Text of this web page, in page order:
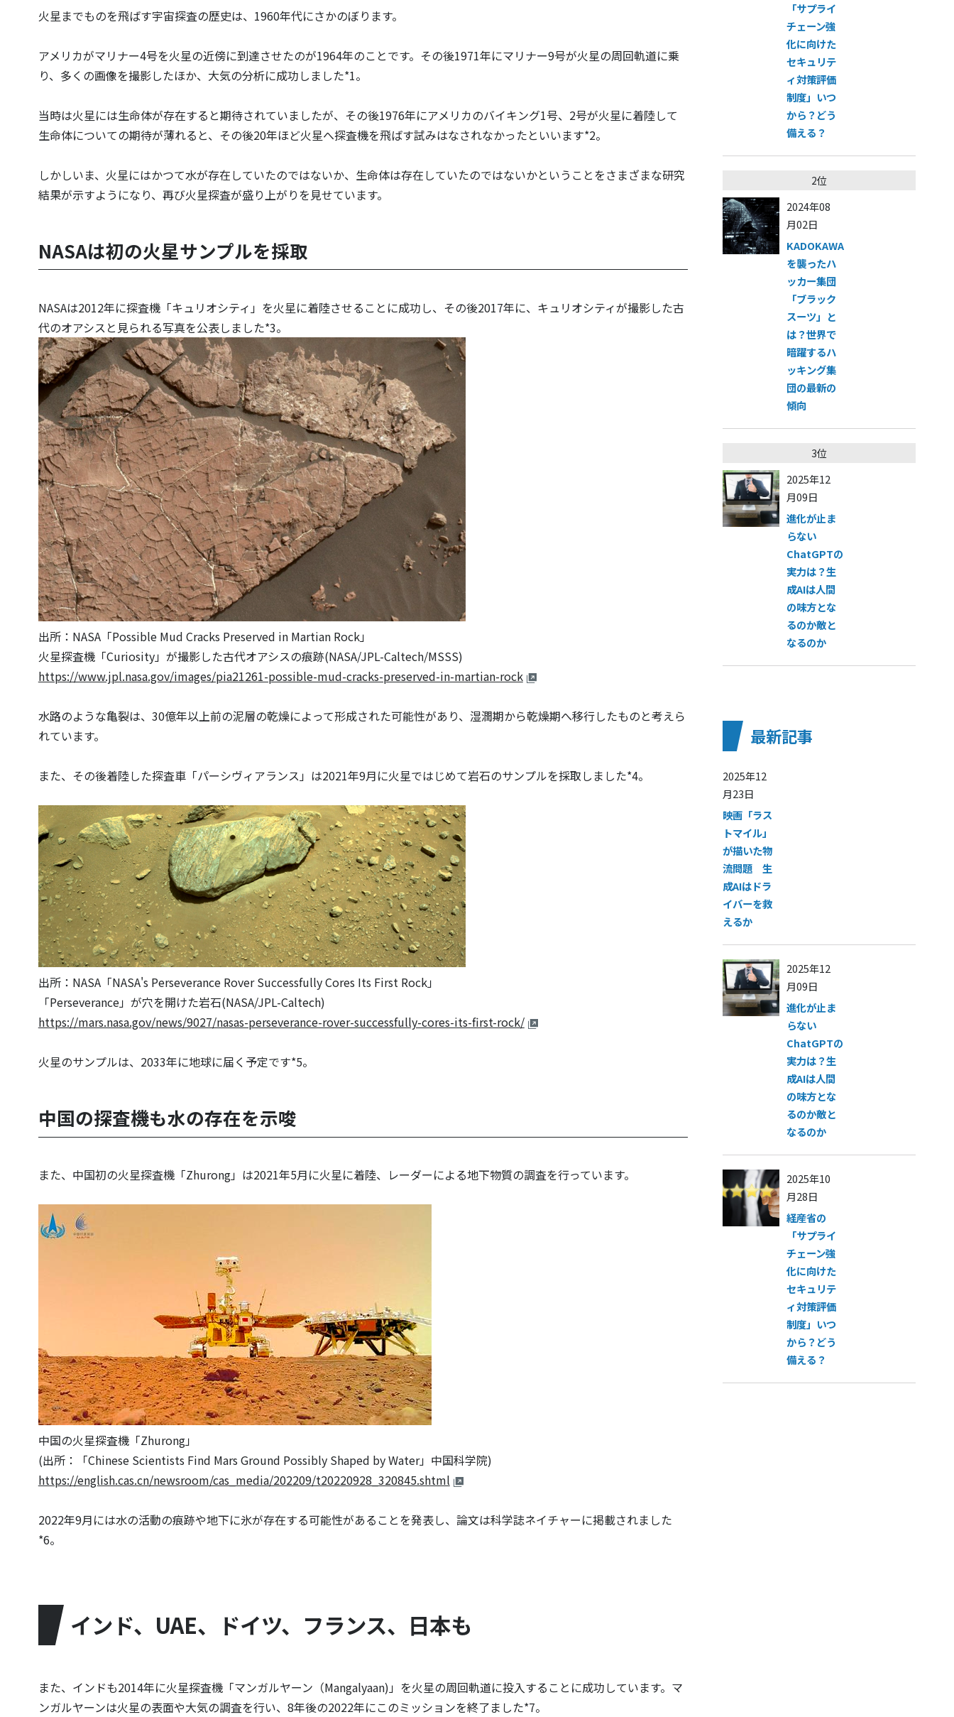
火星までものを飛ばす宇宙探査の歴史は、1960年代にさかのぼります。
アメリカがマリナー4号を火星の近傍に到達させたのが1964年のことです。その後1971年にマリナー9号が火星の周回軌道に乗
り、多くの画像を撮影したほか、大気の分析に成功しました*1。
当時は火星には生命体が存在すると期待されていましたが、その後1976年にアメリカのバイキング1号、2号が火星に着陸して
生命体についての期待が薄れると、その後20年ほど火星へ探査機を飛ばす試みはなされなかったといいます*2。
しかしいま、火星にはかつて水が存在していたのではないか、生命体は存在していたのではないかということをさまざまな研究
結果が示すようになり、再び火星探査が盛り上がりを見せています。
NASAは初の火星サンプルを採取
NASAは2012年に探査機「キュリオシティ」を火星に着陸させることに成功し、その後2017年に、キュリオシティが撮影した古
代のオアシスと見られる写真を公表しました*3。
出所：NASA「Possible Mud Cracks Preserved in Martian Rock」
火星探査機「Curiosity」が撮影した古代オアシスの痕跡(NASA/JPL-Caltech/MSSS)
https://www.jpl.nasa.gov/images/pia21261-possible-mud-cracks-preserved-in-martian-rock
水路のような亀裂は、30億年以上前の泥層の乾燥によって形成された可能性があり、湿潤期から乾燥期へ移行したものと考えら
れています。
また、その後着陸した探査車「パーシヴィアランス」は2021年9月に火星ではじめて岩石のサンプルを採取しました*4。
出所：NASA「NASA's Perseverance Rover Successfully Cores Its First Rock」
「Perseverance」が穴を開けた岩石(NASA/JPL-Caltech)
https://mars.nasa.gov/news/9027/nasas-perseverance-rover-successfully-cores-its-first-rock/
火星のサンプルは、2033年に地球に届く予定です*5。
中国の探査機も水の存在を示唆
また、中国初の火星探査機「Zhurong」は2021年5月に火星に着陸、レーダーによる地下物質の調査を行っています。
中国の火星探査機「Zhurong」
(出所：「Chinese Scientists Find Mars Ground Possibly Shaped by Water」中国科学院)
https://english.cas.cn/newsroom/cas_media/202209/t20220928_320845.shtml
2022年9月には水の活動の痕跡や地下に氷が存在する可能性があることを発表し、論文は科学誌ネイチャーに掲載されました
*6。
インド、UAE、ドイツ、フランス、日本も
また、インドも2014年に火星探査機「マンガルヤーン（Mangalyaan)」を火星の周回軌道に投入することに成功しています。マ
ンガルヤーンは火星の表面や大気の調査を行い、8年後の2022年にこのミッションを終了ました*7。
「サプライ
チェーン強
化に向けた
セキュリテ
ィ対策評価
制度」いつ
から？どう
備える？
2位
2024年08
月02日
KADOKAWA
を襲ったハ
ッカー集団
「ブラック
スーツ」と
は？世界で
暗躍するハ
ッキング集
団の最新の
傾向
3位
2025年12
月09日
進化が止ま
らない
ChatGPTの
実力は？生
成AIは人間
の味方とな
るのか敵と
なるのか
最新記事
2025年12
月23日
映画「ラス
トマイル」
が描いた物
流問題 生
成AIはドラ
イバーを救
えるか
2025年12
月09日
進化が止ま
らない
ChatGPTの
実力は？生
成AIは人間
の味方とな
るのか敵と
なるのか
2025年10
月28日
経産省の
「サプライ
チェーン強
化に向けた
セキュリテ
ィ対策評価
制度」いつ
から？どう
備える？